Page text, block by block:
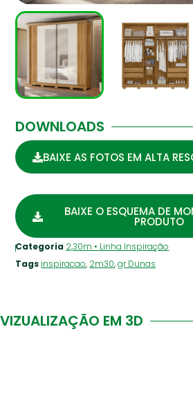
DOWNLOADS
BAIXE AS FOTOS EM ALTA
BAIXE O ESQUEMA DE
PRODUTO
Categoria 2,30m • Linha Inspiração
Tags inspiracao, 2m30,gr Dunas
VIZUALIZAÇÃO EM 3D